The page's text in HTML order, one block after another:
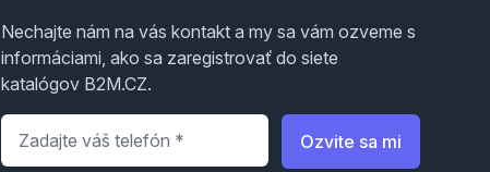
Nechajte nám na vás kontakt a my sa vám ozveme s
informáciami, ako sa zaregistrovať do siete
katalógov B2M.CZ.
Telefón
Ozvite sa mi